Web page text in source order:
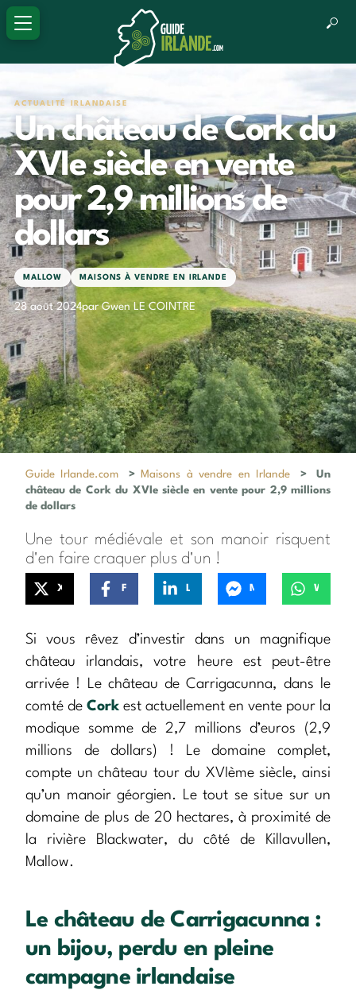
ACTUALITÉ IRLANDAISE
Un château de Cork du
XVIe siècle en vente
pour 2,9 millions de
dollars
MALLOW MAISONS À VENDRE EN IRLANDE
28 août 2024par Gwen LE COINTRE
Guide Irlande.com > Maisons à vendre en Irlande >
Un
château de Cork du XVIe siècle en vente pour 2,9 millions
de dollars
Une tour médiévale et son manoir risquent
d'en faire craquer plus d'un !
Si vous rêvez d’investir dans un magnifique
château irlandais, votre heure est peut-être
arrivée ! Le château de Carrigacunna, dans le
comté de Cork est actuellement en vente pour la
modique somme de 2,7 millions d’euros (2,9
millions de dollars) ! Le domaine complet,
compte un château tour du XVIème siècle, ainsi
qu’un manoir géorgien. Le tout se situe sur un
domaine de plus de 20 hectares, à proximité de
la rivière Blackwater, du côté de Killavullen,
Mallow.
Le château de Carrigacunna :
un bijou, perdu en pleine
campagne irlandaise